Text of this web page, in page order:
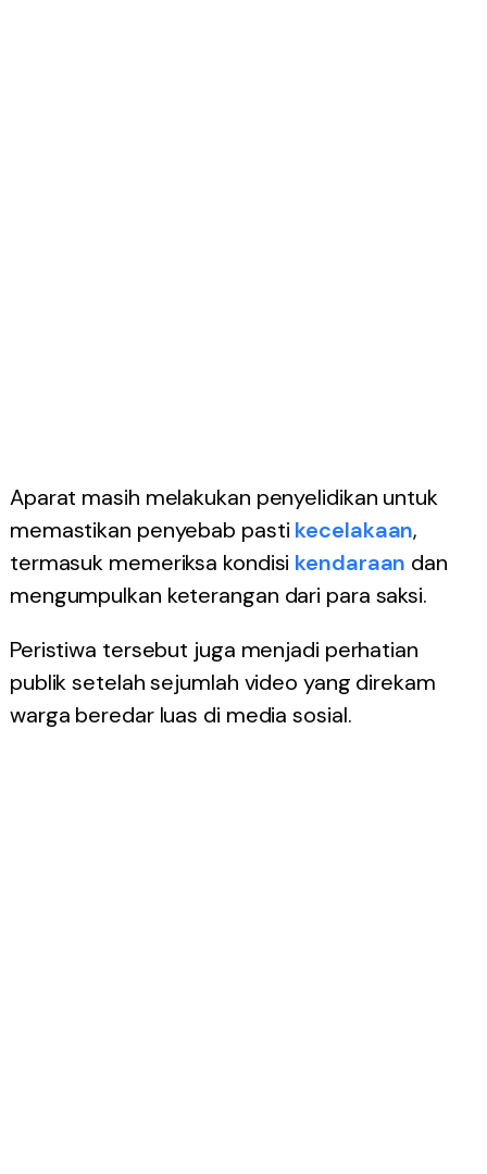
Aparat masih melakukan penyelidikan untuk
memastikan penyebab pasti kecelakaan,
termasuk memeriksa kondisi kendaraan dan
mengumpulkan keterangan dari para saksi.
Peristiwa tersebut juga menjadi perhatian
publik setelah sejumlah video yang direkam
warga beredar luas di media sosial.